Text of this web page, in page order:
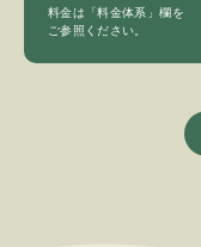
料金は「料金体系」欄を
ご参照ください。